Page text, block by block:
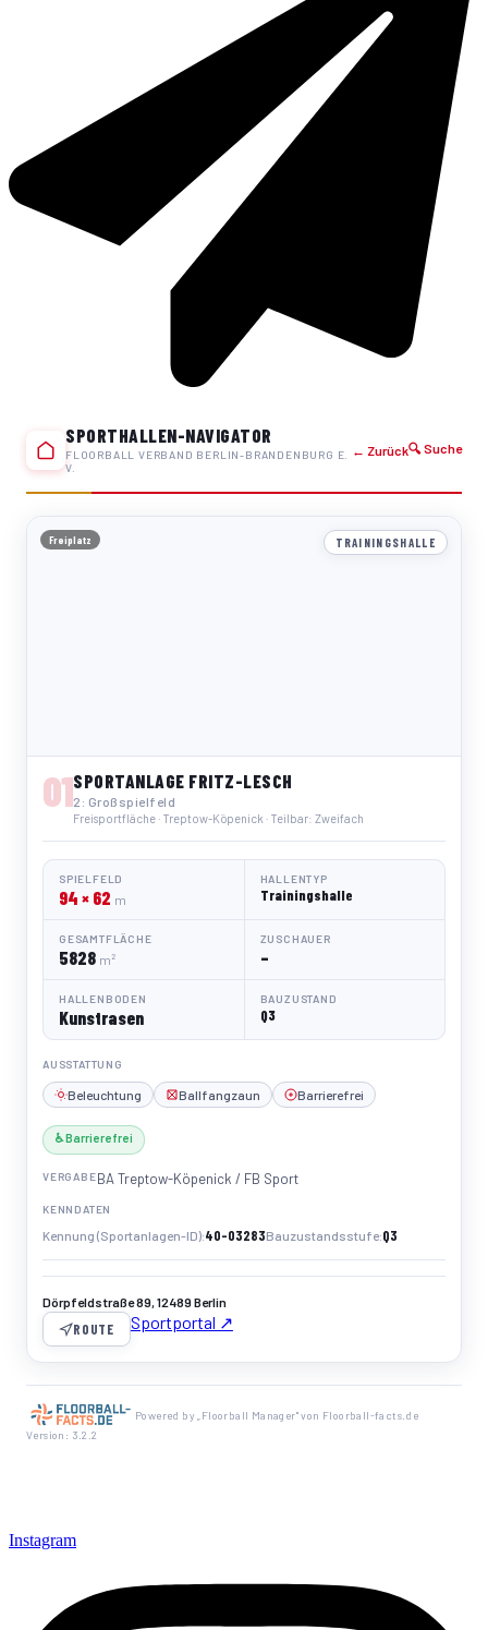
SPORTHALLEN-NAVIGATOR
FLOORBALL VERBAND BERLIN-BRANDENBURG E.
V.
← Zurück🔍 Suche
TRAININGSHALLE
Freiplatz
01SPORTANLAGE FRITZ-LESCH
2: Großspielfeld
Freisportfläche · Treptow-Köpenick · Teilbar: Zweifach
SPIELFELD
94 × 62 m
HALLENTYP
Trainingshalle
GESAMTFLÄCHE
5828 m²
ZUSCHAUER
–
HALLENBODEN
Kunstrasen
BAUZUSTAND
Q3
AUSSTATTUNG
Beleuchtung Ballfangzaun Barrierefrei
♿ Barrierefrei
VERGABEBA Treptow-Köpenick / FB Sport
KENNDATEN
Kennung (Sportanlagen-ID) 40-03283Bauzustandsstufe Q3
Dörpfeldstraße 89, 12489 Berlin
ROUTE Sportportal ↗
Powered by „Floorball Manager" von Floorball-facts.de
Version: 3.2.2
Instagram